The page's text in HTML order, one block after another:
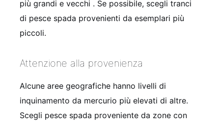
più grandi e vecchi . Se possibile, scegli tranci
di pesce spada provenienti da esemplari più
piccoli.
Attenzione alla provenienza
Alcune aree geografiche hanno livelli di
inquinamento da mercurio più elevati di altre.
Scegli pesce spada proveniente da zone con